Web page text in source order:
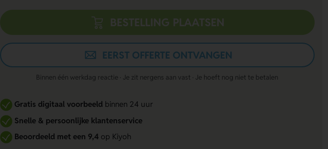
BESTELLING PLAATSEN
EERST OFFERTE ONTVANGEN
Binnen één werkdag reactie · Je zit nergens aan vast · Je hoeft nog niet te betalen
Gratis digitaal voorbeeldbinnen 24 uur
Snelle & persoonlijke klantenservice
Beoordeeld met een 9,4op Kiyoh